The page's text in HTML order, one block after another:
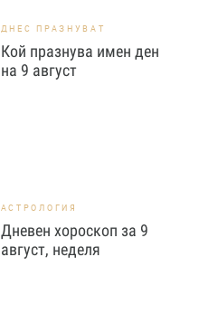
ДНЕС ПРАЗНУВАТ
Кой празнува имен ден
на 9 август
АСТРОЛОГИЯ
Дневен хороскоп за 9
август, неделя